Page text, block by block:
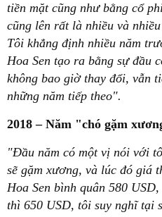
tiền mặt cũng như bằng cổ
cũng lên rất là nhiều và
Tôi khẳng định nhiều năm
Hoa Sen tạo ra bằng sự đầu
không bao giờ thay đổi, vẫn
những năm tiếp theo".
2018 – Năm "chó gặm
"Đầu năm có một vị nói với
sẽ gặm xương, và lúc đó giá
Hoa Sen bình quân 580
thì 650 USD, tôi suy nghĩ tại